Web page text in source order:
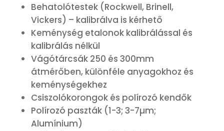
Behatolótestek (Rockwell, Brinell,
Vickers) – kalibrálva is kérhető
Keménység etalonok kalibrálással és
kalibrálás nélkül
Vágótárcsák 250 és 300mm
átmérőben, különféle anyagokhoz és
keménységekhez
Csiszolókorongok és polírozó kendők
Polírozó paszták (1-3; 3-7µm;
Alumínium)